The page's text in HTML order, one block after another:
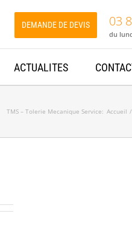
03
du
DEMANDE DE DEVIS
ACTUALITES
TMS – Tolerie Mecanique Service: Accueil